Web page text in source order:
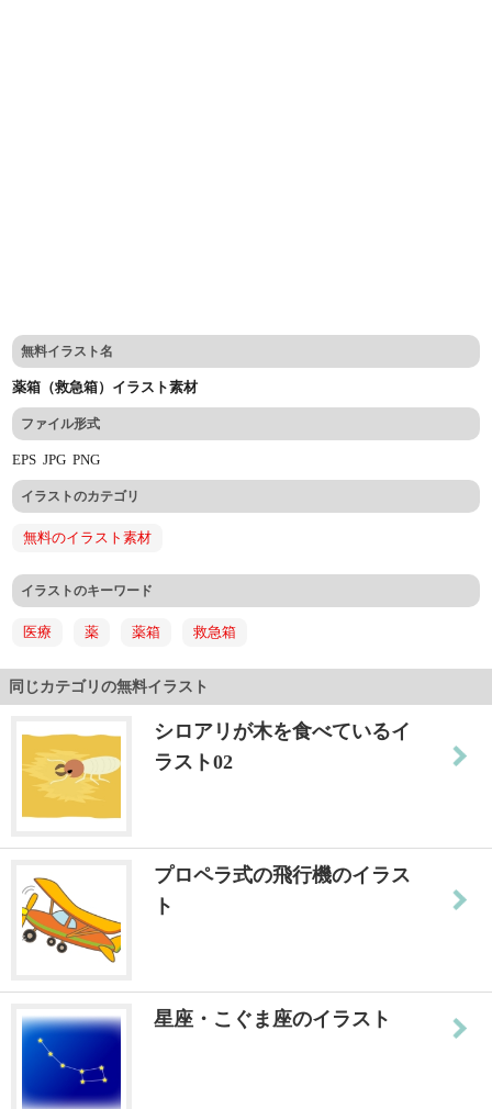
無料イラスト名
薬箱（救急箱）イラスト素材
ファイル形式
EPSJPGPNG
イラストのカテゴリ
無料のイラスト素材
イラストのキーワード
医療 薬 薬箱 救急箱
同じカテゴリの無料イラスト
シロアリが木を食べているイ
ラスト02
プロペラ式の飛行機のイラス
ト
星座・こぐま座のイラスト